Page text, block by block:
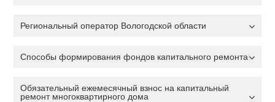
Региональный оператор Вологодской области
Способы формирования фондов капитального ремонта
Обязательный ежемесячный взнос на капитальный
ремонт многоквартирного дома